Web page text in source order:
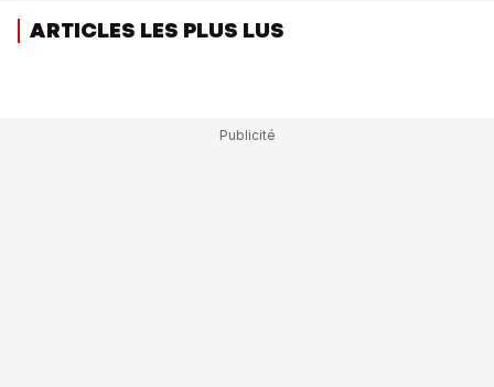
ARTICLES LES PLUS LUS